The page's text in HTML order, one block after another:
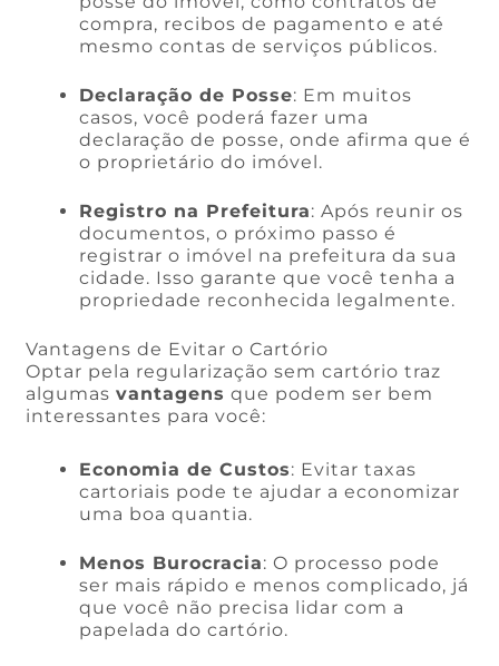
compra, recibos de pagamento e até
mesmo contas de serviços públicos.
Declaração de Posse: Em muitos
casos, você poderá fazer uma
declaração de posse, onde afirma que é
o proprietário do imóvel.
Registro na Prefeitura: Após reunir os
documentos, o próximo passo é
registrar o imóvel na prefeitura da sua
cidade. Isso garante que você tenha a
propriedade reconhecida legalmente.
Vantagens de Evitar o Cartório
Optar pela regularização sem cartório traz
algumasvantagens que podem ser bem
interessantes para você:
Economia de Custos: Evitar taxas
cartoriais pode te ajudar a economizar
uma boa quantia.
Menos Burocracia: O processo pode
ser mais rápido e menos complicado, já
que você não precisa lidar com a
papelada do cartório.